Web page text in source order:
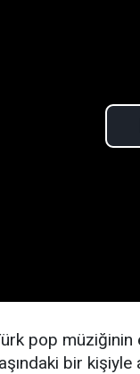
pop müziğinin
bir kişiyle